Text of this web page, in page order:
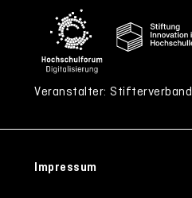
Veranstalter: Stifterverband
Impressum